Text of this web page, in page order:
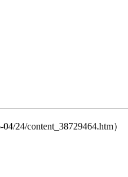
24/content_38729464.htm）